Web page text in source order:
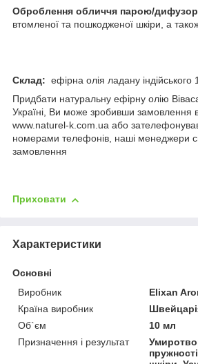
Оброблення обличчя парою/
втомленої та пошкодженої шкіри, а
Склад: ефірна олія ладану індійського
Придбати натуральну ефірну олію
Україні, Ви може зробивши замовлення
www.naturel-k.com.ua або
номерами телефонів, наші менеджери
замовлення
Приховати
Характеристики
Основні
Виробник
Elixan
Країна виробник
Об`єм
10 мл
Призначення і результат